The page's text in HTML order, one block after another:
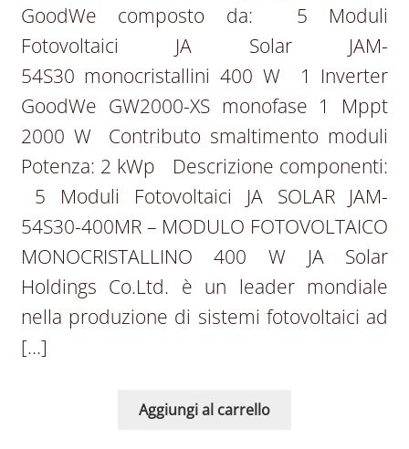
GoodWe composto da: 5 Moduli
Fotovoltaici JA Solar JAM-
54S30 monocristallini 400 W 1 Inverter
GoodWe GW2000-XS monofase 1 Mppt
2000 W Contributo smaltimento moduli
Potenza: 2 kWp Descrizione componenti:
5 Moduli Fotovoltaici JA SOLAR JAM-
54S30-400MR – MODULO FOTOVOLTAICO
MONOCRISTALLINO 400 W JA Solar
Holdings Co.Ltd. è un leader mondiale
nella produzione di sistemi fotovoltaici ad
[…]
Aggiungi al carrello